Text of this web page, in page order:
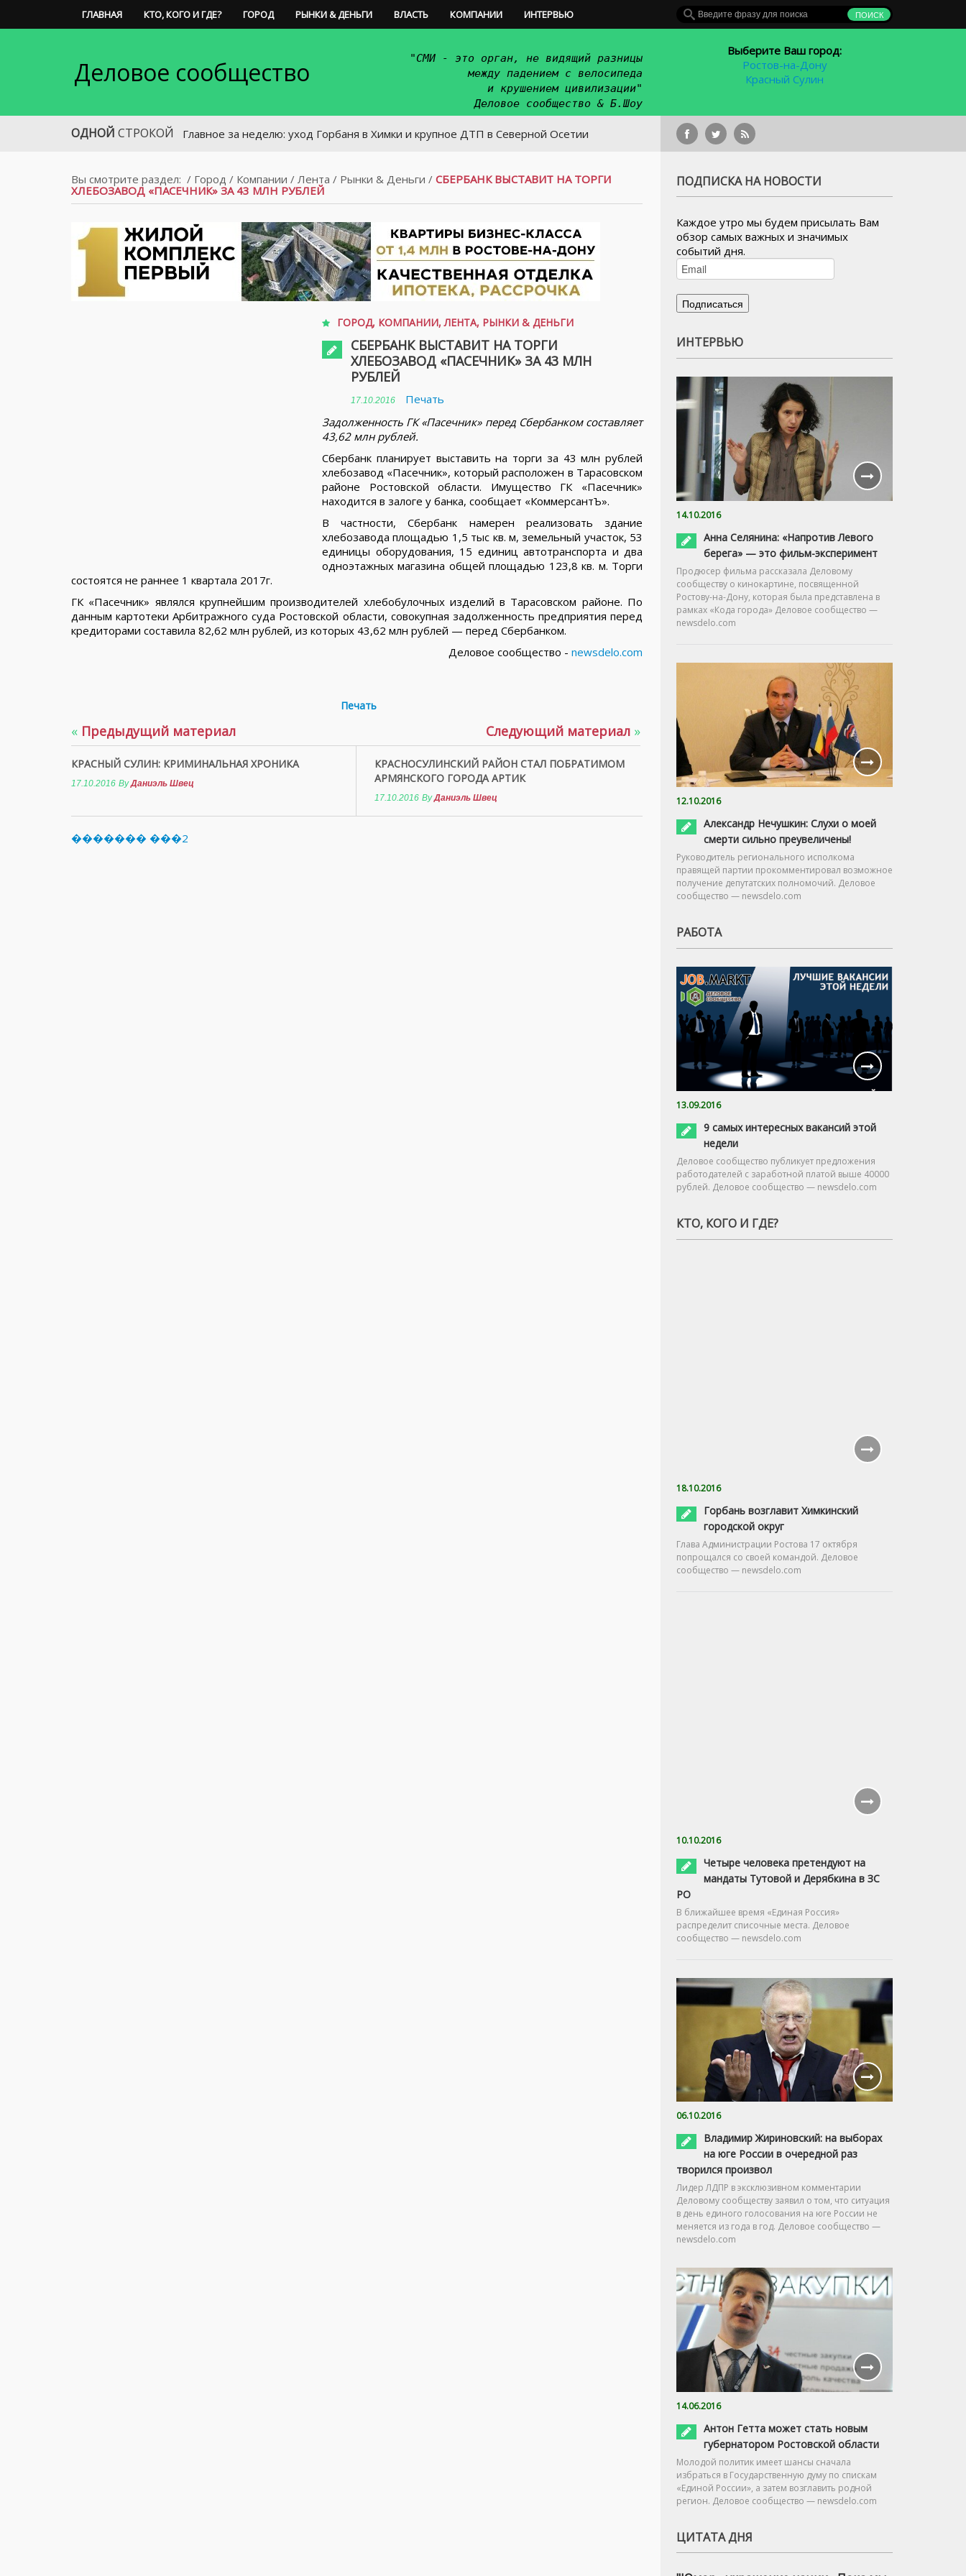
ГЛАВНАЯ КТО, КОГО И ГДЕ? ГОРОД РЫНКИ & ДЕНЬГИ ВЛАСТЬ КОМПАНИИ ИНТЕРВЬЮ
Деловое сообщество
"СМИ - это орган, не видящий разницы
между падением с велосипеда
и крушением цивилизации"
Деловое сообщество & Б.Шоу
Выберите Ваш город:
Ростов-на-Дону
Красный Сулин
ОДНОЙ СТРОКОЙ
Главное за неделю: уход Горбаня в Химки и крупное ДТП в Северной Осетии
Вы смотрите раздел: / Город / Компании / Лента / Рынки & Деньги / СБЕРБАНК ВЫСТАВИТ НА ТОРГИ
ХЛЕБОЗАВОД «ПАСЕЧНИК» ЗА 43 МЛН РУБЛЕЙ
ГОРОД, КОМПАНИИ,ЛЕНТА, РЫНКИ & ДЕНЬГИ
СБЕРБАНК ВЫСТАВИТ НА ТОРГИ
ХЛЕБОЗАВОД «ПАСЕЧНИК» ЗА 43 МЛН
РУБЛЕЙ
17.10.2016
Печать
Задолженность ГК «Пасечник» перед Сбербанком составляет
43,62 млн рублей.
Сбербанк планирует выставить на торги за 43 млн рублей
хлебозавод «Пасечник», который расположен в Тарасовском
районе Ростовской области. Имущество ГК «Пасечник»
находится в залоге у банка, сообщает «КоммерсантЪ».
В частности, Сбербанк намерен реализовать здание
хлебозавода площадью 1,5 тыс кв. м, земельный участок, 53
единицы оборудования, 15 единиц автотранспорта и два
одноэтажных магазина общей площадью 123,8 кв. м. Торги
состоятся не раннее 1 квартала 2017г.
ГК «Пасечник» являлся крупнейшим производителей хлебобулочных изделий в Тарасовском районе. По
данным картотеки Арбитражного суда Ростовской области, совокупная задолженность предприятия перед
кредиторами составила 82,62 млн рублей, из которых 43,62 млн рублей — перед Сбербанком.
Деловое сообщество - newsdelo.com
Печать
« Предыдущий материал
КРАСНЫЙ СУЛИН: КРИМИНАЛЬНАЯ ХРОНИКА
17.10.2016 ByДаниэль Швец
Следующий материал »
КРАСНОСУЛИНСКИЙ РАЙОН СТАЛ ПОБРАТИМОМ
АРМЯНСКОГО ГОРОДА АРТИК
17.10.2016 ByДаниэль Швец
������� ���2
ПОДПИСКА НА НОВОСТИ
Каждое утро мы будем присылать Вам
обзор самых важных и значимых
событий дня.
ИНТЕРВЬЮ
14.10.2016
Анна Селянина: «Напротив Левого
берега» — это фильм-эксперимент
Продюсер фильма рассказала Деловому
сообществу о кинокартине, посвященной
Ростову-на-Дону, которая была представлена в
рамках «Кода города» Деловое сообщество —
newsdelo.com
12.10.2016
Александр Нечушкин: Слухи о моей
смерти сильно преувеличены!
Руководитель регионального исполкома
правящей партии прокомментировал возможное
получение депутатских полномочий. Деловое
сообщество — newsdelo.com
РАБОТА
13.09.2016
9 самых интересных вакансий этой
недели
Деловое сообщество публикует предложения
работодателей с заработной платой выше 40000
рублей. Деловое сообщество — newsdelo.com
КТО, КОГО И ГДЕ?
18.10.2016
Горбань возглавит Химкинский
городской округ
Глава Администрации Ростова 17 октября
попрощался со своей командой. Деловое
сообщество — newsdelo.com
10.10.2016
Четыре человека претендуют на
мандаты Тутовой и Дерябкина в ЗС
РО
В ближайшее время «Единая Россия»
распределит списочные места. Деловое
сообщество — newsdelo.com
06.10.2016
Владимир Жириновский: на выборах
на юге России в очередной раз
творился произвол
Лидер ЛДПР в эксклюзивном комментарии
Деловому сообществу заявил о том, что ситуация
в день единого голосования на юге России не
меняется из года в год. Деловое сообщество —
newsdelo.com
14.06.2016
Антон Гетта может стать новым
губернатором Ростовской области
Молодой политик имеет шансы сначала
избраться в Государственную думу по спискам
«Единой России», а затем возглавить родной
регион. Деловое сообщество — newsdelo.com
ЦИТАТА ДНЯ